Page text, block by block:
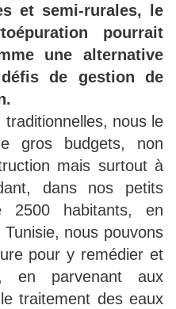
et semi-rurales, le
pourrait
une alternative
de gestion de
nous le
gros budgets, non
mais surtout à
dans nos petits
2500 habitants, en
nous pouvons
pour y remédier et
en parvenant aux
traitement des eaux